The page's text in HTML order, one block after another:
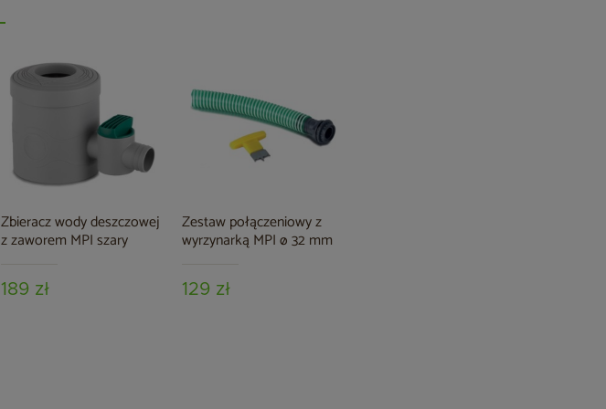
Zbieracz wody deszczowej
z zaworem MPI szary
189 zł
Zestaw połączeniowy z
wyrzynarką MPI ø 32 mm
129 zł